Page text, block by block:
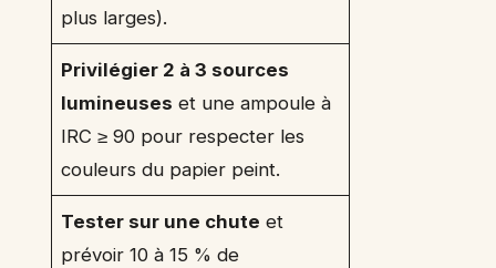
plus larges).
Privilégier 2 à 3 sources
lumineuses et une ampoule à
IRC ≥ 90 pour respecter les
couleurs du papier peint.
Tester sur une chute et
prévoir 10 à 15 % de